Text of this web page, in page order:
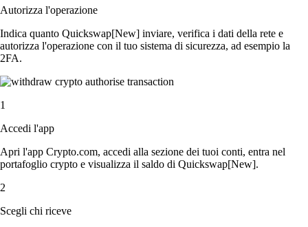
Autorizza l'operazione
Indica quanto Quickswap[New] inviare, verifica i dati della rete e
autorizza l'operazione con il tuo sistema di sicurezza, ad esempio la
2FA.
1
Accedi l'app
Apri l'app Crypto.com, accedi alla sezione dei tuoi conti, entra nel
portafoglio crypto e visualizza il saldo di Quickswap[New].
2
Scegli chi riceve